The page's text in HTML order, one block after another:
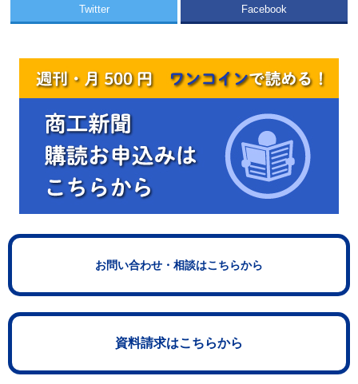
Twitter Facebook
お問い合わせ・相談はこちらから
資料請求はこちらから